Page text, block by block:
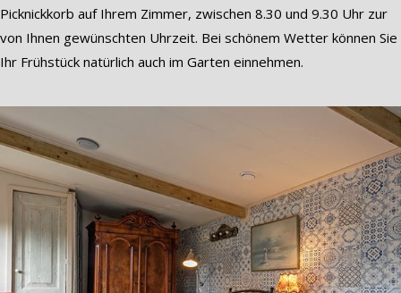
Picknickkorb auf Ihrem Zimmer, zwischen 8.30 und 9.30 Uhr zur
von Ihnen gewünschten Uhrzeit. Bei schönem Wetter können Sie
Ihr Frühstück natürlich auch im Garten einnehmen.